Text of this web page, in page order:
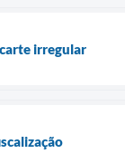
irregular